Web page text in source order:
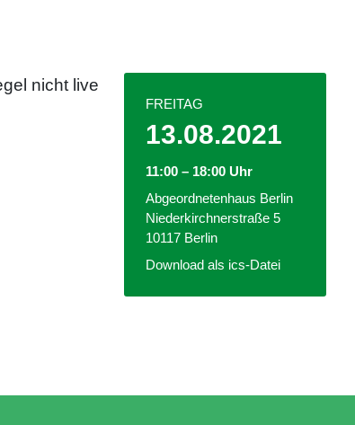
nicht live
FREITAG
13.08.2021
11:00 – 18:00 Uhr
Abgeordnetenhaus Berlin
Niederkirchnerstraße 5
10117 Berlin
Download als ics-Datei